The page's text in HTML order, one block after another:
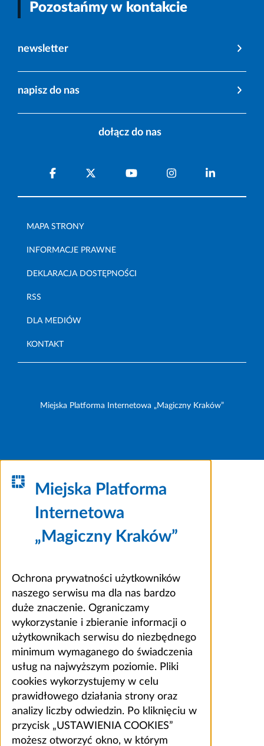
Pozostańmy w kontakcie
newsletter
napisz do nas
dołącz do nas
MAPA STRONY
INFORMACJE PRAWNE
DEKLARACJA DOSTĘPNOŚCI
RSS
DLA MEDIÓW
KONTAKT
Miejska Platforma Internetowa „Magiczny Kraków”
Miejska Platforma
Internetowa
„Magiczny Kraków”
Ochrona prywatności użytkowników
naszego serwisu ma dla nas bardzo
duże znaczenie. Ograniczamy
wykorzystanie i zbieranie informacji o
użytkownikach serwisu do niezbędnego
minimum wymaganego do świadczenia
usług na najwyższym poziomie. Pliki
cookies wykorzystujemy w celu
prawidłowego działania strony oraz
analizy liczby odwiedzin. Po kliknięciu w
przycisk „USTAWIENIA COOKIES”
możesz otworzyć okno, w którym